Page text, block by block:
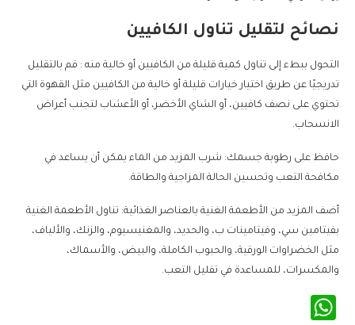
نصائح لتقليل تناول الكافيين
التحول ببطء إلى تناول كمية قليلة من الكافيين أو خالية منه : قم بالتقليل
تدريجيًا عن طريق اختيار خيارات قليلة أو خالية من الكافيين مثل القهوة التي
تحتوي على نصف كافيين، أو الشاي الأخضر، أو الأعشاب لتجنب أعراض
الانسحاب.
حافظ على رطوبة جسمك: شرب المزيد من الماء يمكن أن يساعد في
مكافحة التعب وتحسين الحالة المزاجية والطاقة.
أضف المزيد من الأطعمة الغنية بالعناصر الغذائية: تناول الأطعمة الغنية
بفيتامين سي، وفيتامينات ب، والحديد، والمغنيسيوم، والزنك، والألياف،
مثل الخضراوات الورقية، والحبوب الكاملة، والبيض، والأسماك،
والمكسرات، للمساعدة في تقليل التعب.